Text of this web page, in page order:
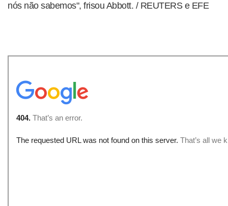
nós não sabemos", frisou Abbott. / REUTERS e EFE